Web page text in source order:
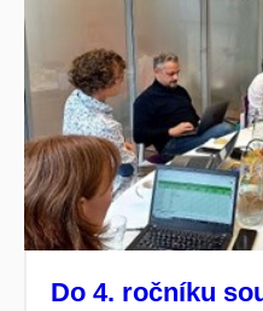
Do 4. ročníku